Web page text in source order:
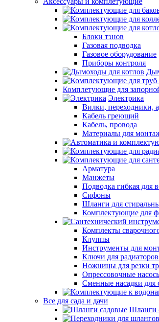
Блоки тэнов
Газовая подводка
Газовое оборудование
Приборы контроля
Комплетующие для
Электрика
Вилки, переходники,
Кабель греющий
Кабель, провода
Материалы для
Арматура
Манжеты
Подводка гибкая для
Сифоны
Шланги для
Комплектующие для
Комплекты
Клуппы
Инструменты для
Ключи для
Ножницы для резки
Опрессовочные
Сменные насадки для
Все для сада и дачи
Шланги